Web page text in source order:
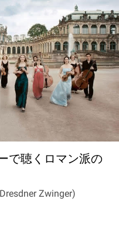
で聴くロマン派の
Zwinger)